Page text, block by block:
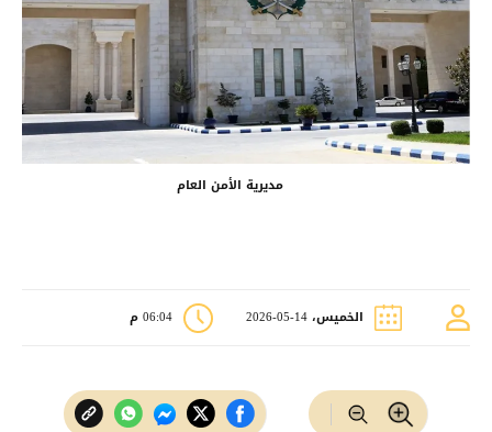
مديرية الأمن العام
الخميس، 14-05-2026 06:04 م